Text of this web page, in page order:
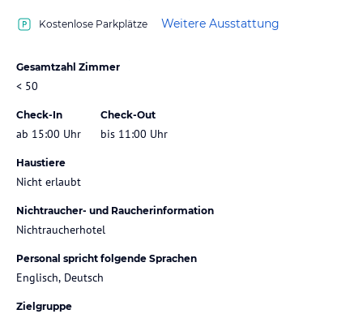
Kostenlose Parkplätze Weitere Ausstattung
Gesamtzahl Zimmer
< 50
Check-In
ab 15:00 Uhr
Check-Out
bis 11:00 Uhr
Haustiere
Nicht erlaubt
Nichtraucher- und Raucherinformation
Nichtraucherhotel
Personal spricht folgende Sprachen
Englisch, Deutsch
Zielgruppe